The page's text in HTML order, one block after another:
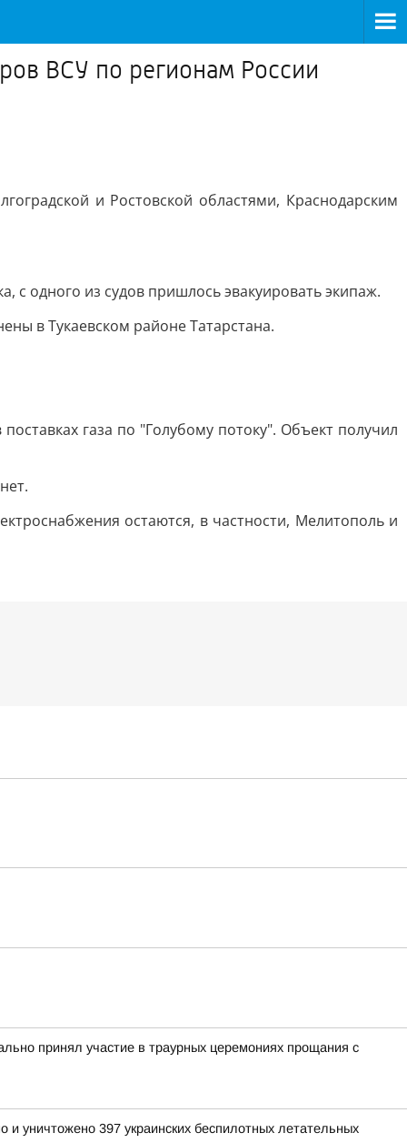
ВСУ по регионам России
и Ростовской областями, Краснодарским
с одного из судов пришлось эвакуировать экипаж.
в Тукаевском районе Татарстана.
газа по "Голубому потоку". Объект получил
остаются, в частности, Мелитополь и
принял участие в траурных церемониях прощания с
уничтожено 397 украинских беспилотных летательных